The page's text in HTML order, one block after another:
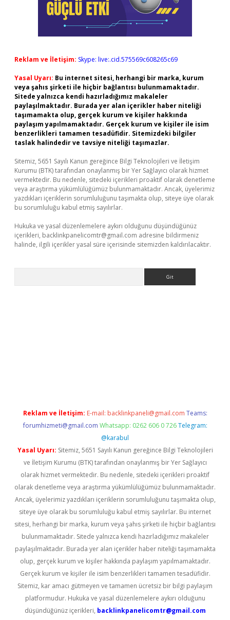
Reklam ve İletişim: Skype: live:.cid.575569c608265c69
Yasal Uyarı: Bu internet sitesi, herhangi bir marka, kurum
veya şahıs şirketi ile hiçbir bağlantısı bulunmamaktadır.
Sitede yalnızca kendi hazırladığımız makaleler
paylaşılmaktadır. Burada yer alan içerikler haber niteliği
taşımamakta olup, gerçek kurum ve kişiler hakkında
paylaşım yapılmamaktadır. Gerçek kurum ve kişiler ile isim
benzerlikleri tamamen tesadüfidir. Sitemizdeki bilgiler
taslak halindedir ve tavsiye niteliği taşımazlar.
Sitemiz, 5651 Sayılı Kanun gereğince Bilgi Teknolojileri ve İletişim
Kurumu (BTK) tarafından onaylanmış bir Yer Sağlayıcı olarak hizmet
vermektedir. Bu nedenle, sitedeki içerikleri proaktif olarak denetleme
veya araştırma yükümlülüğümüz bulunmamaktadır. Ancak, üyelerimiz
yazdıkları içeriklerin sorumluluğunu taşımakta olup, siteye üye olarak
bu sorumluluğu kabul etmiş sayılırlar.
Hukuka ve yasal düzenlemelere aykırı olduğunu düşündüğünüz
içerikleri, backlinkpanelicomtr@gmail.com adresine bildirmeniz
halinde, ilgili içerikler yasal süre içerisinde sitemizden kaldırılacaktır.
Reklam ve İletişim: E-mail: backlinkpaneli@gmail.com Teams:
forumhizmeti@gmail.com Whatsapp: 0262 606 0 726 Telegram:
@karabul
Yasal Uyarı: Sitemiz, 5651 Sayılı Kanun gereğince Bilgi Teknolojileri
ve İletişim Kurumu (BTK) tarafından onaylanmış bir Yer Sağlayıcı
olarak hizmet vermektedir. Bu nedenle, sitedeki içerikleri proaktif
olarak denetleme veya araştırma yükümlülüğümüz bulunmamaktadır.
Ancak, üyelerimiz yazdıkları içeriklerin sorumluluğunu taşımakta olup,
siteye üye olarak bu sorumluluğu kabul etmiş sayılırlar. Bu internet
sitesi, herhangi bir marka, kurum veya şahıs şirketi ile hiçbir bağlantısı
bulunmamaktadır. Sitede yalnızca kendi hazırladığımız makaleler
paylaşılmaktadır. Burada yer alan içerikler haber niteliği taşımamakta
olup, gerçek kurum ve kişiler hakkında paylaşım yapılmamaktadır.
Gerçek kurum ve kişiler ile isim benzerlikleri tamamen tesadüfidir.
Sitemiz, kar amacı gütmeyen ve tamamen ücretsiz bir bilgi paylaşım
platformudur. Hukuka ve yasal düzenlemelere aykırı olduğunu
düşündüğünüz içerikleri, backlinkpanelicomtr@gmail.com